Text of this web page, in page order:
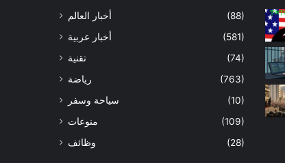
أخبار العالم
(88)
أخبار عربية
(581)
تقنية
(74)
رياضة
(763)
سياحة وسفر
(10)
منوعات
(109)
وظائف
(28)